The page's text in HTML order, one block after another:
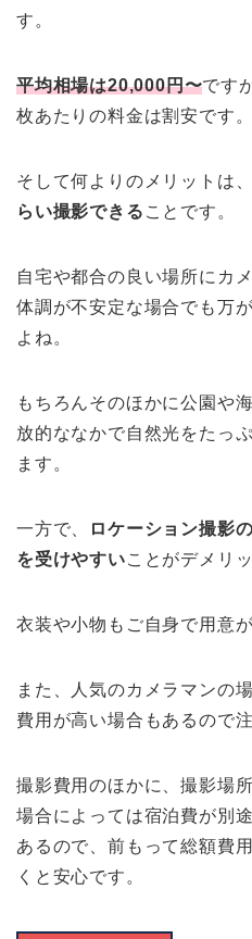
す。
平均相場は20,000円〜です
枚あたりの料金は割安です。
そして何よりのメリットは
らい撮影できる ことです。
自宅や都合の良い場所にカ
体調が不安定な場合でも万
よね。
もちろんそのほかに公園や
放的ななかで自然光をたっ
ます。
一方で、
ロケーション撮影
を受けやすいことがデメリ
衣装や小物もご自身で用意
また、人気のカメラマンの
費用が高い場合もあるので
撮影費用のほかに、撮影場
場合によっては宿泊費が別
あるので、 前もって総額費
くと安心です。